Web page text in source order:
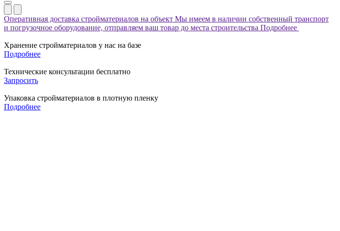
Оперативная доставка стройматериалов на объект Мы имеем в наличии собственный транспорт
и погрузочное оборудование, отправляем ваш товар до места строительства Подробнее
Хранение стройматериалов у нас на базе
Подробнее
Технические консультации бесплатно
Запросить
Упаковка стройматериалов в плотную пленку
Подробнее